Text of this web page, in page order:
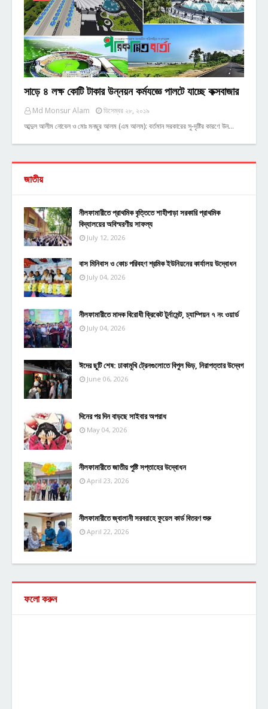
সাড়ে ৪ লক্ষ কোটি টাকার উন্নয়ন কর্মযজ্ঞে পালটে যাচ্ছে কক্সবাজার
Md Monsur Alam
ডিসেম্বর ২৮, ২০১৯
আব্দুল আলীম নোবেল ও মোঃ মনছুর আলম (এম আলম): বর্তমান সরকারের সু-দৃষ্টির কারণে উন…
জাতীয়
নীলফামারীতে প্রাথমিক বৃত্তিতে শাহীপাড়া সরকারি প্রাথমিক
বিদ্যালয়ের অবিস্মরণীয় সাফল্য
July 12, 2026
বাস মিনিবাস ও কোচ পরিবহণ শ্রমিক ইউনিয়নের কার্যালয় উদ্বোধন
July 04, 2026
নীলফামারীতে মাদক বিরোধী ক্রিকেট টুর্নামেন্ট, চ্যাম্পিয়ন ৭ নং ওয়ার্ড
July 04, 2026
ঈদের ছুটি শেষ: ঢাকামুখি ট্রেনগুলোতে বিপুল ভিড়, নিরাপত্তার উদ্বেগ
June 06, 2026
দিনের পর দিন বাড়ছে সাইবার অপরাধ
May 04, 2026
নীলফামারীতে জাতীয় পুষ্টি সপ্তাহের উদ্বোধন
April 23, 2026
নীলফামারীতে জ্বালানী সরবরাহে ফুয়েল কার্ড বিতরণ শুরু
April 22, 2026
ফলো করুন